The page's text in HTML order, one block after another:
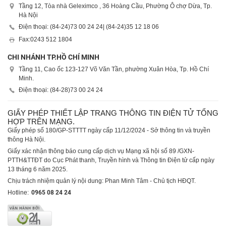
Tầng 12, Tòa nhà Geleximco , 36 Hoàng Cầu, Phường Ô chợ Dừa, Tp.
Hà Nội
Điện thoại: (84-24)73 00 24 24| (84-24)35 12 18 06
Fax:0243 512 1804
CHI NHÁNH TP.HỒ CHÍ MINH
Tầng 11, Cao ốc 123-127 Võ Văn Tần, phường Xuân Hòa, Tp. Hồ Chí
Minh.
Điện thoại: (84-28)73 00 24 24
GIẤY PHÉP THIẾT LẬP TRANG THÔNG TIN ĐIỆN TỬ TỔNG
HỢP TRÊN MẠNG.
Giấy phép số 180/GP-STTTT ngày cấp 11/12/2024 - Sở thông tin và truyền
thông Hà Nội.
Giấy xác nhận thông báo cung cấp dịch vụ Mạng xã hội số 89 /GXN-
PTTH&TTĐT do Cục Phát thanh, Truyền hình và Thông tin Điện tử cấp ngày
13 tháng 6 năm 2025.
Chịu trách nhiệm quản lý nội dung: Phan Minh Tâm - Chủ tịch HĐQT.
Hotline: 0965 08 24 24